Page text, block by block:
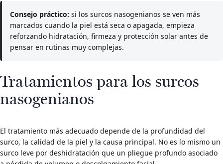
Consejo práctico: si los surcos nasogenianos se ven más
marcados cuando la piel está seca o apagada, empieza
reforzando hidratación, firmeza y protección solar antes de
pensar en rutinas muy complejas.
Tratamientos para los surcos
nasogenianos
El tratamiento más adecuado depende de la profundidad del
surco, la calidad de la piel y la causa principal. No es lo mismo un
surco leve por deshidratación que un pliegue profundo asociado